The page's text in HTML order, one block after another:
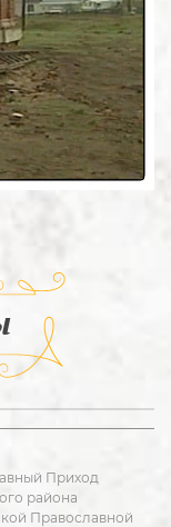
Приход
района
Православной